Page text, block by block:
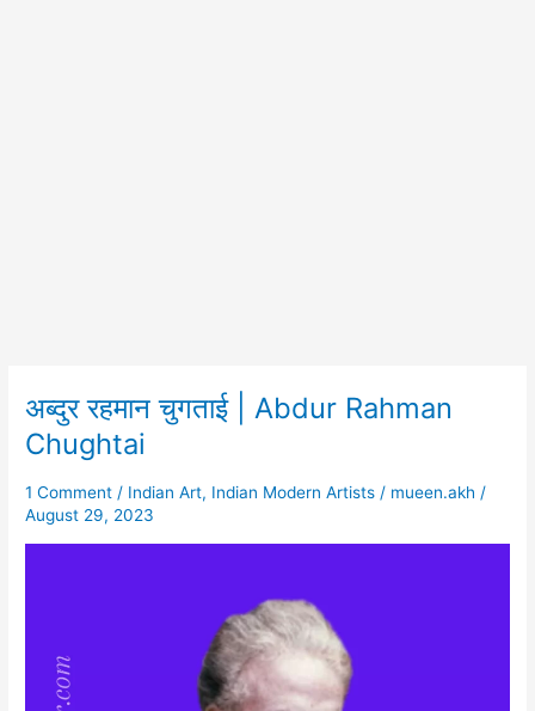
अब्दुर रहमान चुगताई | Abdur Rahman
Chughtai
1 Comment / Indian Art, Indian Modern Artists / mueen.akh/
August 29, 2023
अब्दुर
रहमान
चुगताई
Abdur